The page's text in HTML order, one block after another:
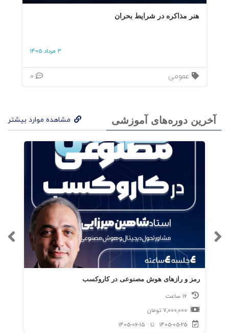
هنر مذاکره در شرایط بحران
3 مرداد 1405
عمومی
آخرین دوره‌های آموزشی مشاهده موارد بیشتر
رمز و رازهای هوش مصنوعی در کاروکسب
7,000,000 تومان
1405-05-25
تا 1405-06-15